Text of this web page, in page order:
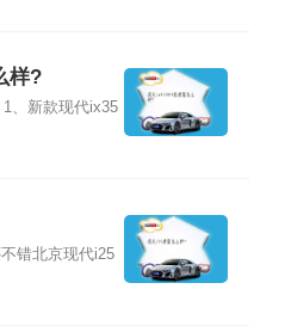
样?
、新款现代ix35
错北京现代i25